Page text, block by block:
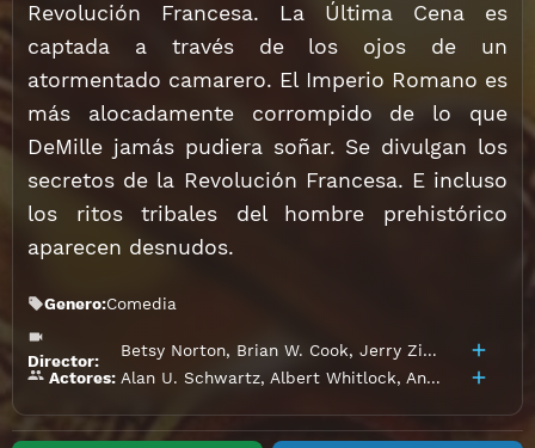
Revolución Francesa. La Última Cena es
captada a través de los ojos de un
atormentado camarero. El Imperio Romano es
más alocadamente corrompido de lo que
DeMille jamás pudiera soñar. Se divulgan los
secretos de la Revolución Francesa. E incluso
los ritos tribales del hombre prehistórico
aparecen desnudos.
Genero:Comedia
Director:
Betsy Norton, Brian W. Cook, Jerry Ziesmer
Actores: Alan U. Schwartz, Albert Whitlock, Andréas Voutsinas